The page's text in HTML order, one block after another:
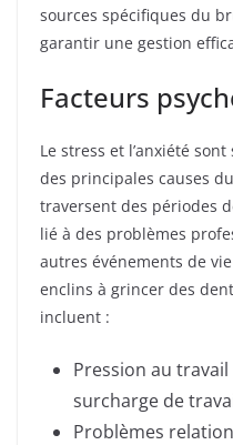
sources spécifiques du
garantir une gestion
Facteurs
Le stress et l’anxiété
des principales causes
traversent des périodes
lié à des problèmes
autres événements de
enclins à grincer des
incluent :
Pression au
surcharge de
Problèmes